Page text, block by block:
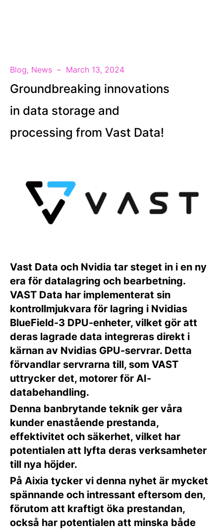
Blog, News March 13, 2024
Groundbreaking innovations
in data storage and
processing from Vast Data!
Vast Data och Nvidia tar steget in i en ny
era för datalagring och bearbetning.
VAST Data har implementerat sin
kontrollmjukvara för lagring i Nvidias
BlueField-3 DPU-enheter, vilket gör att
deras lagrade data integreras direkt i
kärnan av Nvidias GPU-servrar. Detta
förvandlar servrarna till, som VAST
uttrycker det, motorer för AI-
databehandling.
Denna banbrytande teknik ger våra
kunder enastående prestanda,
effektivitet och säkerhet, vilket har
potentialen att lyfta deras verksamheter
till nya höjder.
På Aixia tycker vi denna nyhet är mycket
spännande och intressant eftersom den,
förutom att kraftigt öka prestandan,
också har potentialen att minska både